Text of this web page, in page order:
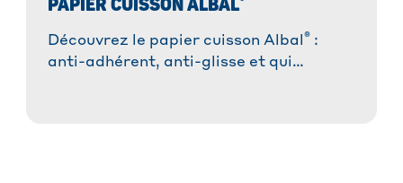
PAPIER CUISSON ALBAL
Découvrez le papier cuisson Albal ® :
anti-adhérent, anti-glisse et qui